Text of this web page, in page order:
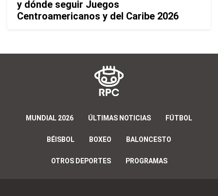
y dónde seguir Juegos
Centroamericanos y del Caribe 2026
MUNDIAL 2026 ÚLTIMAS NOTICIAS FÚTBOL
BÉISBOL BOXEO BALONCESTO
OTROS DEPORTES PROGRAMAS